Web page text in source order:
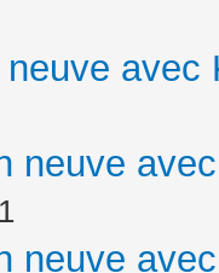
avec
neuve
neuve